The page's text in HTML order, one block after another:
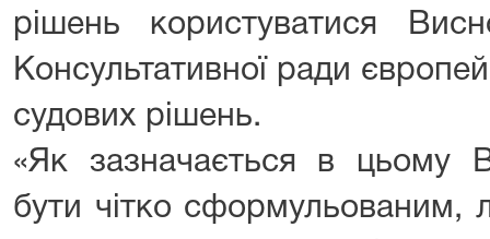
рішень користуватися
Консультативної ради
судових рішень.
«Як зазначається в цьому
бути чітко сформульованим,